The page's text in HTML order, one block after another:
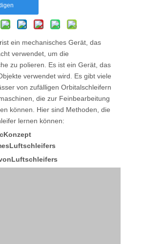
ist ein mechanisches Gerät, das
verwendet, um die
zu polieren. Es ist ein Gerät, das
verwendet wird. Es gibt viele
von zufälligen Orbitalschleifern
die zur Feinbearbeitung
können. Hier sind Methoden, die
lernen können:
Konzept
Luftschleifers
Luftschleifers